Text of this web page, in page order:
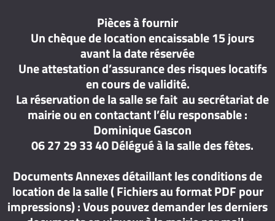
Pièces à fournir
Un chèque de location encaissable 15 jours
avant la date réservée
Une attestation d’assurance des risques locatifs
en cours de validité.
La réservation de la salle se fait au secrétariat de
mairie ou en contactant l’élu responsable :
Dominique Gascon
06 27 29 33 40 Délégué à la salle des fêtes.
Documents Annexes détaillant les conditions de
location de la salle ( Fichiers au format PDF pour
impressions) : Vous pouvez demander les derniers